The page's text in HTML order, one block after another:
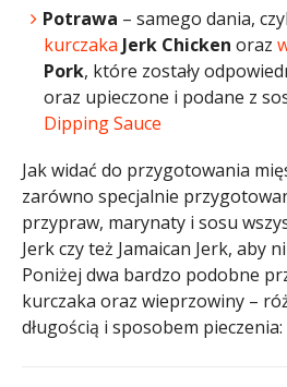
Potrawa – samego dania,
kurczaka Jerk Chicken oraz
Pork, które zostały
oraz upieczone i podane z
Dipping Sauce
Jak widać do przygotowania
zarówno specjalnie
przypraw, marynaty i sosu
Jerk czy też Jamaican Jerk, aby
Poniżej dwa bardzo podobne
kurczaka oraz wieprzowiny –
długością i sposobem pieczenia: